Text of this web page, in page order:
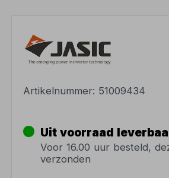
Artikelnummer: 51009434
Uit voorraad
Voor 16.00 uur besteld,
verzonden